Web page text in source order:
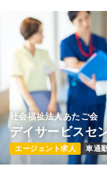
社会福祉法人あたご会
デイサービスセ
エージェント求人 車通